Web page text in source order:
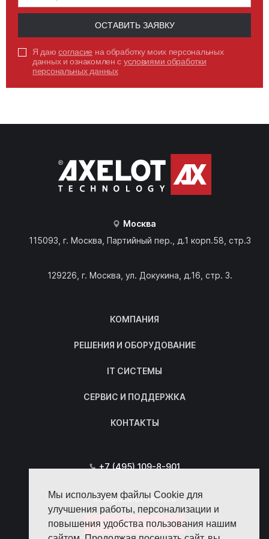
Мы используем файлы Cookie для
улучшения работы, персонализации и
повышения удобства пользования нашим
ОСТАВИТЬ ЗАЯВКУ
Я даюсогласие на обработку моих персональных
данных и ознакомлен с условиями обработки
персональных данных
Москва
115093, г. Москва, Партийный пер., д.1 корп.58, стр.3
129226, г. Москва, ул. Докукина, д.16, стр. 3.
КОМПАНИЯ
РЕШЕНИЯ И ОБОРУДОВАНИЕ
IT СИСТЕМЫ
СЕРВИС И ПОДДЕРЖКА
КОНТАКТЫ
+7 (495) 109-8-901
info@axelot-tech.ru
Отправить запрос